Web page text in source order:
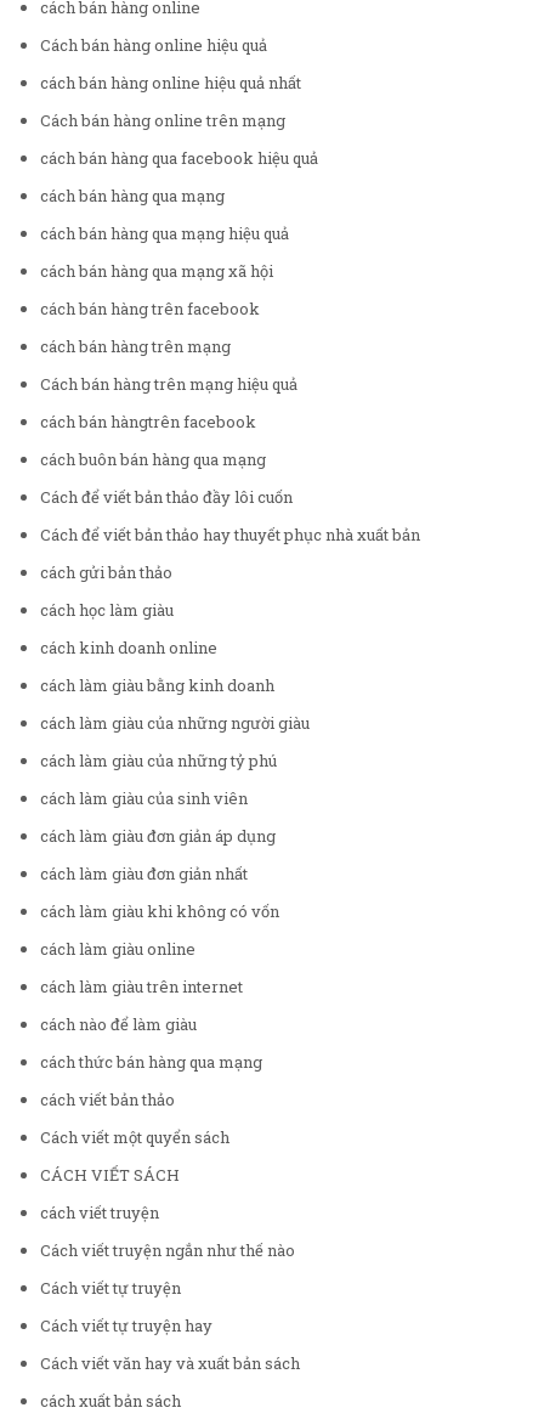
cách bán hàng online
Cách bán hàng online hiệu quả
cách bán hàng online hiệu quả nhất
Cách bán hàng online trên mạng
cách bán hàng qua facebook hiệu quả
cách bán hàng qua mạng
cách bán hàng qua mạng hiệu quả
cách bán hàng qua mạng xã hội
cách bán hàng trên facebook
cách bán hàng trên mạng
Cách bán hàng trên mạng hiệu quả
cách bán hàngtrên facebook
cách buôn bán hàng qua mạng
Cách để viết bản thảo đầy lôi cuốn
Cách để viết bản thảo hay thuyết phục nhà xuất bản
cách gửi bản thảo
cách học làm giàu
cách kinh doanh online
cách làm giàu bằng kinh doanh
cách làm giàu của những người giàu
cách làm giàu của những tỷ phú
cách làm giàu của sinh viên
cách làm giàu đơn giản áp dụng
cách làm giàu đơn giản nhất
cách làm giàu khi không có vốn
cách làm giàu online
cách làm giàu trên internet
cách nào để làm giàu
cách thức bán hàng qua mạng
cách viết bản thảo
Cách viết một quyển sách
CÁCH VIẾT SÁCH
cách viết truyện
Cách viết truyện ngắn như thế nào
Cách viết tự truyện
Cách viết tự truyện hay
Cách viết văn hay và xuất bản sách
cách xuất bản sách